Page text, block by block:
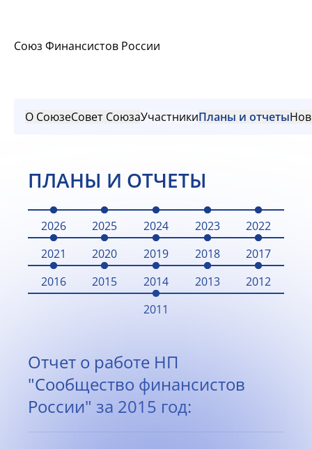
Союз Финансистов России
О СоюзеСовет СоюзаУчастникиПланы и отчеты
ПЛАНЫ И ОТЧЕТЫ
2026 2025 2024 2023
2022
2021
2020 2019 2018
2017
2016
2015 2014 2013
2012
2011
Отчет о работе НП
"Сообщество финансистов
России" за 2015 год: